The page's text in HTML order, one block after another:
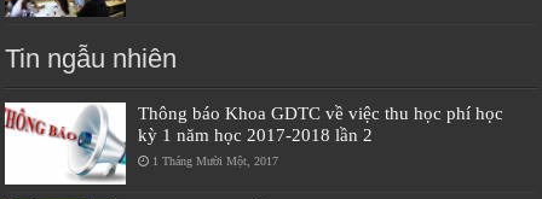
Tin ngẫu nhiên
Thông báo Khoa GDTC về việc thu học phí học
kỳ 1 năm học 2017-2018 lần 2
1 Tháng Mười Một, 2017